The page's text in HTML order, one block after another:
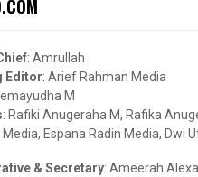
: Amrullah
Editor: Arief Rahman Media
M
: Rafiki Anugeraha M, Rafika
Espana Radin Media, Dwi
& Secretary: Ameerah Alexa